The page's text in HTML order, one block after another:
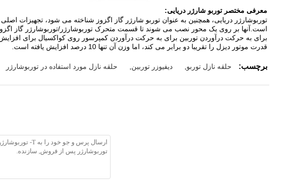
معرفی مختصر توربو شارژر دریایی:
توربوشارژر دریایی، همچنین به عنوان توربو شارژر گاز اگزوز شناخته می شود، تجهیزات
است.آنها بر روی یک محور نصب می شوند تا قسمت متحرک توربوشارژر/توربوشارژر گاز اگزوز
برای به حرکت درآوردن توربین برای به حرکت درآوردن کمپرسور روی کواکسیال برای
قدرت موتور دیزل را تقریبا دو برابر می کند، اما وزن آن تنها 10 درصد افزایش یافته است.
برچسب: حلقه نازل توربو دیفیوزر توربین حلقه نازل مورد استفاده در توربوشارژر